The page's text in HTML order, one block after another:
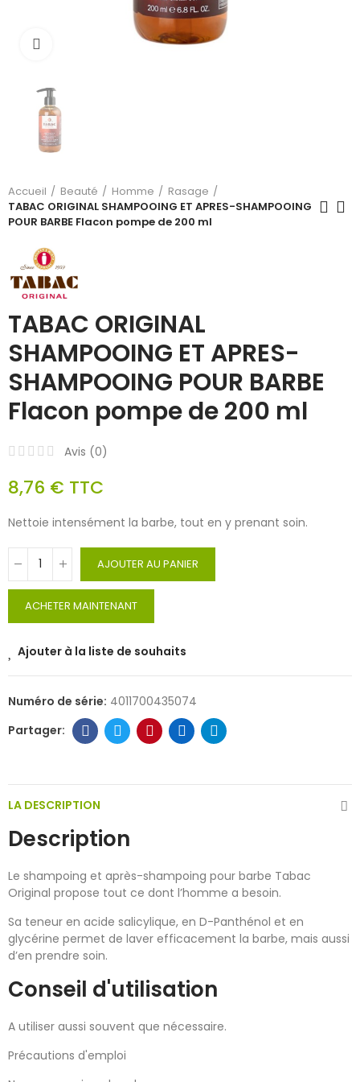
Cliquez pour agrandir
Accueil Beauté Homme
Rasage
TABAC ORIGINAL SHAMPOOING ET APRES-SHAMPOOING
POUR BARBE Flacon pompe de 200 ml
TABAC ORIGINAL
SHAMPOOING ET APRES-
SHAMPOOING POUR BARBE
Flacon pompe de 200 ml
Avis (0)
8,76 € TTC
Nettoie intensément la barbe, tout en y prenant soin.
AJOUTER AU PANIER
ACHETER MAINTENANT
Ajouter à la liste de souhaits
Numéro de série: 4011700435074
LA DESCRIPTION
Description
Le shampoing et après-shampoing pour barbe Tabac
Original propose tout ce dont l’homme a besoin.
Sa teneur en acide salicylique, en D-Panthénol et en
glycérine permet de laver efficacement la barbe, mais aussi
d’en prendre soin.
Conseil d'utilisation
A utiliser aussi souvent que nécessaire.
Précautions d'emploi